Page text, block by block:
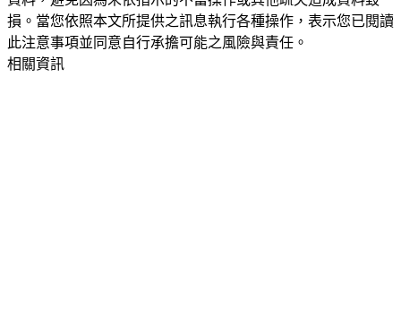
損。當您依照本文所提供之訊息執行各種操作，表示您已閱讀
此注意事項並同意自行承擔可能之風險與責任。
相關資訊